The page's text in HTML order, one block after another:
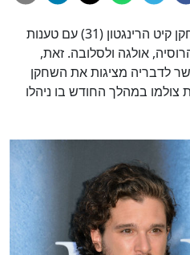
בימים האחרונים מתמודד השחקן קיט הרינגטון (31) עם טענות
אולגה ולסלובה. זאת,
לדבריה מציגות את השחקן
צולמו במהלך החודש בו ניהלו